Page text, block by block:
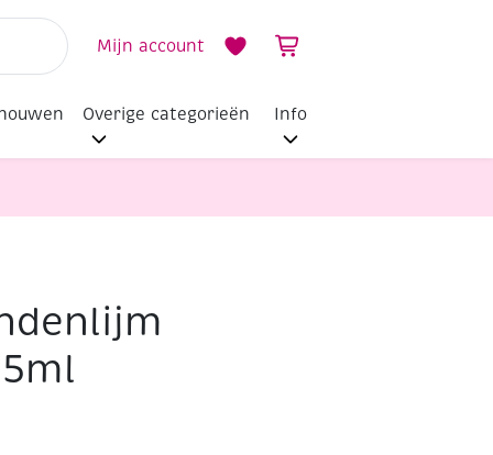
Mijn account
Overige categorieën Info